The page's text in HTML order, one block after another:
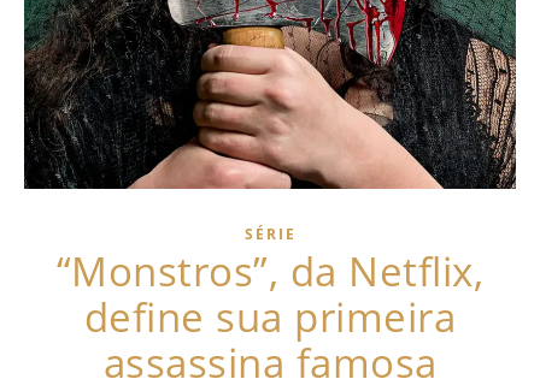
SÉRIE
“Monstros”, da Netflix,
define sua primeira
assassina famosa